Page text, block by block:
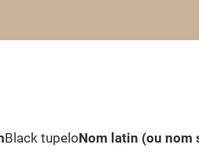
Black tupeloNom latin (ou nom